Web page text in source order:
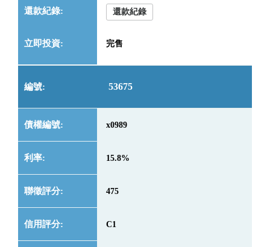
還款紀錄
完售
53675
x0989
15.8%
475
C1